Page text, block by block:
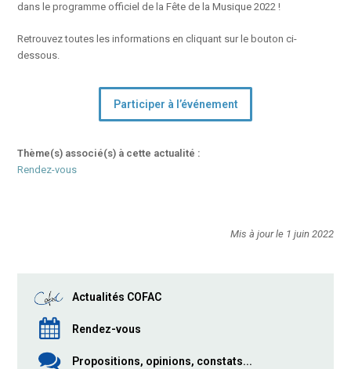
dans le programme officiel de la Fête de la Musique 2022 !
Retrouvez toutes les informations en cliquant sur le bouton ci-
dessous.
Participer à l’événement
Thème(s) associé(s) à cette actualité :
Rendez-vous
Mis à jour le 1 juin 2022
Actualités COFAC
Rendez-vous
Propositions, opinions, constats...